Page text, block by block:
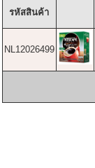
รหัสสินค้า
NL12026499